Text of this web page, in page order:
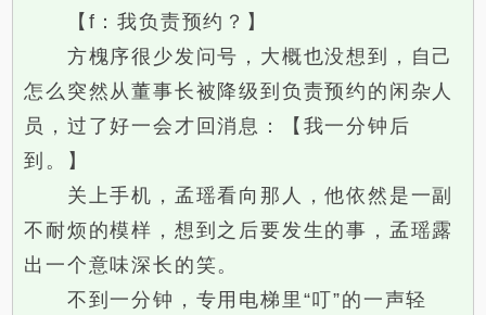
【f：我负责预约？】
方槐序很少发问号，大概也没想到，自己
怎么突然从董事长被降级到负责预约的闲杂人
员，过了好一会才回消息：【我一分钟后
到。】
关上手机，孟瑶看向那人，他依然是一副
不耐烦的模样，想到之后要发生的事，孟瑶露
出一个意味深长的笑。
不到一分钟，专用电梯里“叮”的一声轻